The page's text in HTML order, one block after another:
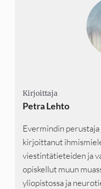
Kirjoittaja
Petra Lehto
Evermindin
kirjoittanut
viestintätieteiden ja
opiskellut muun
yliopistossa ja